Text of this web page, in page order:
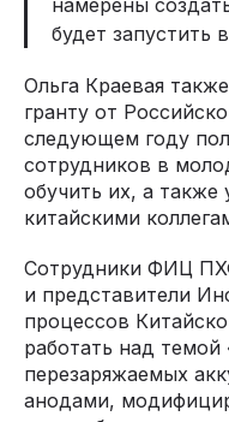
намерены
будет запустить
Ольга Краевая
гранту от
следующем году
сотрудников в
обучить их, а также
китайскими
Сотрудники ФИЦ
и представители
процессов
работать над темой
перезаряжаемых
анодами,